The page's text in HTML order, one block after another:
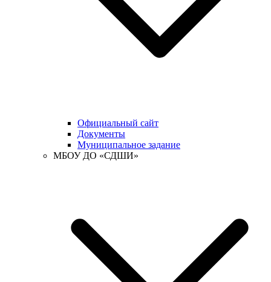
Официальный сайт
Документы
Муниципальное задание
МБОУ ДО «СДШИ»